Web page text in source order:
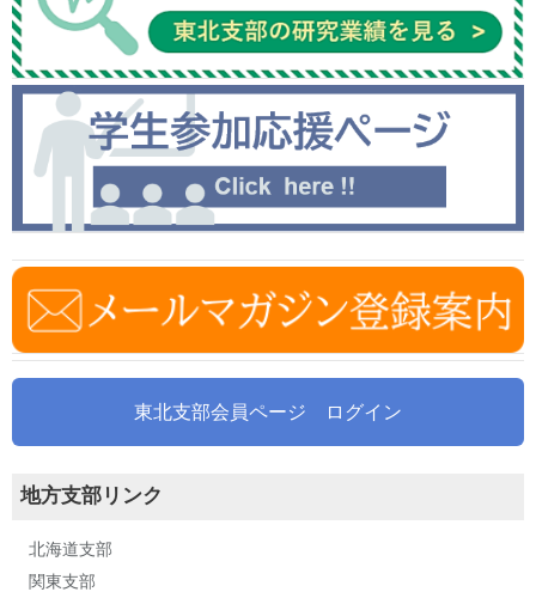
東北支部会員ページ ログイン
地方支部リンク
北海道支部
関東支部